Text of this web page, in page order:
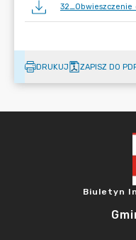
DRUKUJ ZAPISZ DO
Biuletyn